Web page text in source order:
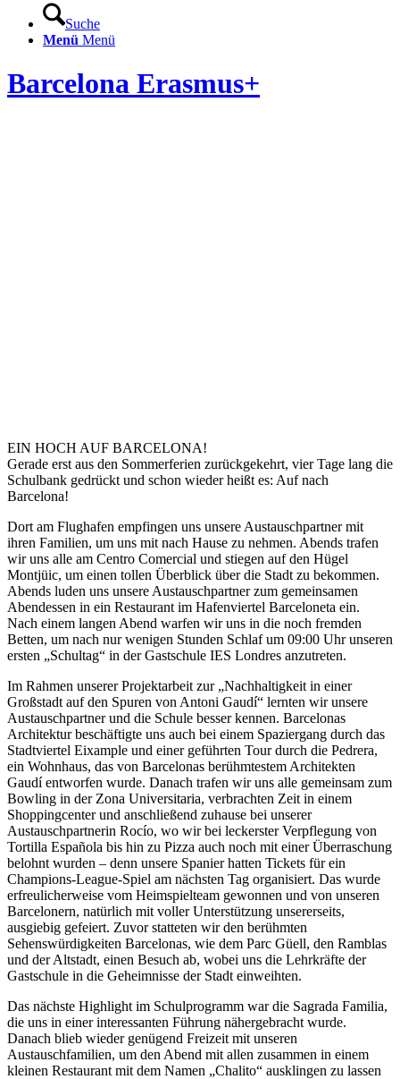
Suche
Menü Menü
Barcelona Erasmus+
EIN HOCH AUF BARCELONA!
Gerade erst aus den Sommerferien zurückgekehrt, vier Tage lang die
Schulbank gedrückt und schon wieder heißt es: Auf nach
Barcelona!
Dort am Flughafen empfingen uns unsere Austauschpartner mit
ihren Familien, um uns mit nach Hause zu nehmen. Abends trafen
wir uns alle am Centro Comercial und stiegen auf den Hügel
Montjüic, um einen tollen Überblick über die Stadt zu bekommen.
Abends luden uns unsere Austauschpartner zum gemeinsamen
Abendessen in ein Restaurant im Hafenviertel Barceloneta ein.
Nach einem langen Abend warfen wir uns in die noch fremden
Betten, um nach nur wenigen Stunden Schlaf um 09:00 Uhr unseren
ersten „Schultag“ in der Gastschule IES Londres anzutreten.
Im Rahmen unserer Projektarbeit zur „Nachhaltigkeit in einer
Großstadt auf den Spuren von Antoni Gaudí“ lernten wir unsere
Austauschpartner und die Schule besser kennen. Barcelonas
Architektur beschäftigte uns auch bei einem Spaziergang durch das
Stadtviertel Eixample und einer geführten Tour durch die Pedrera,
ein Wohnhaus, das von Barcelonas berühmtestem Architekten
Gaudí entworfen wurde. Danach trafen wir uns alle gemeinsam zum
Bowling in der Zona Universitaria, verbrachten Zeit in einem
Shoppingcenter und anschließend zuhause bei unserer
Austauschpartnerin Rocío, wo wir bei leckerster Verpflegung von
Tortilla Española bis hin zu Pizza auch noch mit einer Überraschung
belohnt wurden – denn unsere Spanier hatten Tickets für ein
Champions-League-Spiel am nächsten Tag organisiert. Das wurde
erfreulicherweise vom Heimspielteam gewonnen und von unseren
Barcelonern, natürlich mit voller Unterstützung unsererseits,
ausgiebig gefeiert. Zuvor statteten wir den berühmten
Sehenswürdigkeiten Barcelonas, wie dem Parc Güell, den Ramblas
und der Altstadt, einen Besuch ab, wobei uns die Lehrkräfte der
Gastschule in die Geheimnisse der Stadt einweihten.
Das nächste Highlight im Schulprogramm war die Sagrada Familia,
die uns in einer interessanten Führung nähergebracht wurde.
Danach blieb wieder genügend Freizeit mit unseren
Austauschfamilien, um den Abend mit allen zusammen in einem
kleinen Restaurant mit dem Namen „Chalito“ ausklingen zu lassen